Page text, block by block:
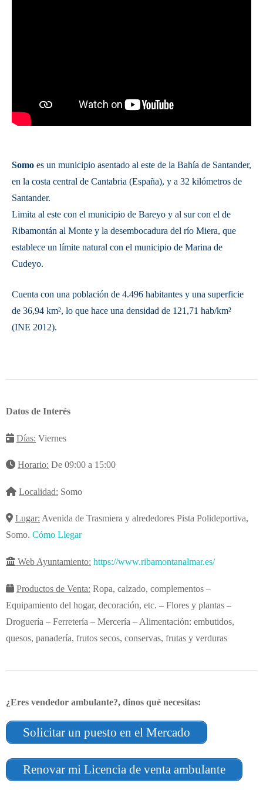
Somo es un municipio asentado al este de la Bahía de Santander,
en la costa central de Cantabria (España), y a 32 kilómetros de
Santander.
Limita al este con el municipio de Bareyo y al sur con el de
Ribamontán al Monte y la desembocadura del río Miera, que
establece un límite natural con el municipio de Marina de
Cudeyo.
Cuenta con una población de 4.496 habitantes y una superficie
de 36,94 km², lo que hace una densidad de 121,71 hab/km²
(INE 2012).
Datos de Interés
Días: Viernes
Horario: De 09:00 a 15:00
Localidad: Somo
Lugar: Avenida de Trasmiera y alrededores Pista Polideportiva,
Somo. Cómo Llegar
Web Ayuntamiento: https://www.ribamontanalmar.es/
Productos de Venta: Ropa, calzado, complementos –
Equipamiento del hogar, decoración, etc. – Flores y plantas –
Droguería – Ferretería – Mercería – Alimentación: embutidos,
quesos, panadería, frutos secos, conservas, frutas y verduras
¿Eres vendedor ambulante?, dinos qué necesitas:
Solicitar un puesto en el Mercado
Renovar mi Licencia de venta ambulante